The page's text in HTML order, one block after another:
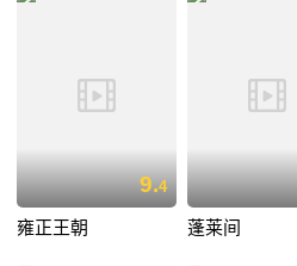
9.4
雍正王朝 蓬莱间